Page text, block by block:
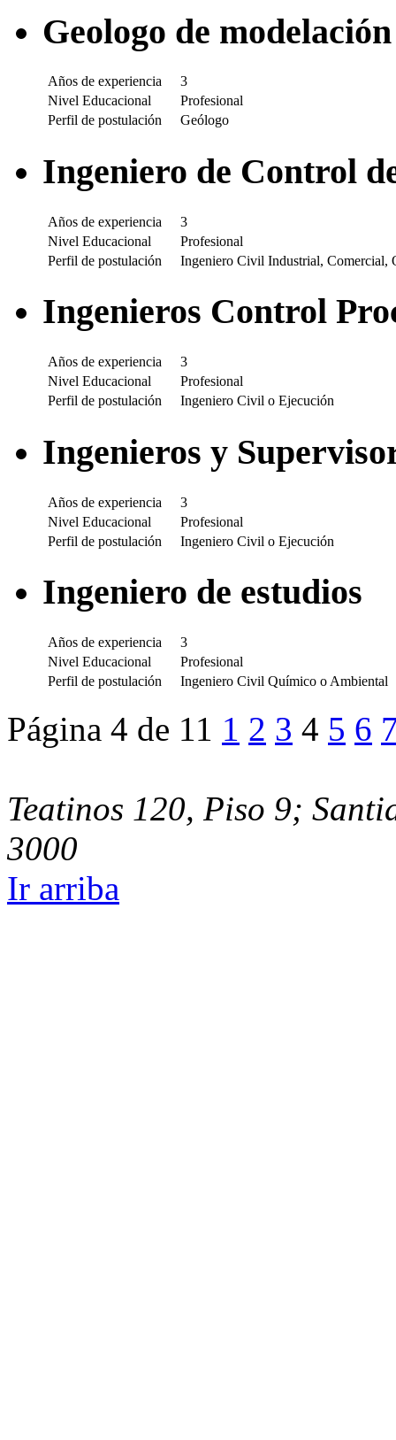
Geologo de
Años de experiencia
3
Nivel Educacional
Profesional
Perfil de postulación
Geólogo
Ingeniero de Control
Años de experiencia
3
Nivel Educacional
Profesional
Perfil de postulación
Ingeniero Civil Industrial, Comercial,
Ingenieros Control
Años de experiencia
3
Nivel Educacional
Profesional
Perfil de postulación
Ingeniero Civil o Ejecución
Ingenieros y
Años de experiencia
3
Nivel Educacional
Profesional
Perfil de postulación
Ingeniero Civil o Ejecución
Ingeniero de estudios
Años de experiencia
3
Nivel Educacional
Profesional
Perfil de postulación
Ingeniero Civil Químico o Ambiental
Página 4 de 11 1 2 3 4 5 6
Teatinos 120, Piso 9;
3000
Ir arriba